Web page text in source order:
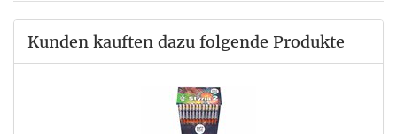
Kunden kauften dazu folgende Produkte